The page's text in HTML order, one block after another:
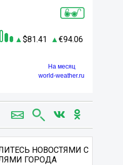
81.41 94.06
На месяц
world-weather.ru
НОВОСТЯМИ С
ГОРОДА